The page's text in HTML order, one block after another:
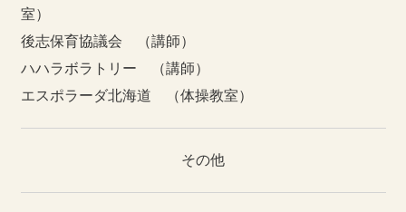
室）
後志保育協議会 （講師）
ハハラボラトリー （講師）
エスポラーダ北海道 （体操教室）
その他